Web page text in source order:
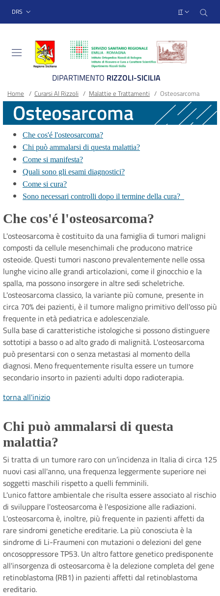
Sito Web Istituto
menu top-bar
DRS IT
DIPARTIMENTO RIZZOLI-SICILIA
Main container
Briciole
di
pane
Home / Curarsi Al Rizzoli / Malattie e Trattamenti / Osteosarcoma
Osteosarcoma
Che cos'é l'osteosarcoma?
Chi può ammalarsi di questa malattia?
Come si manifesta?
Quali sono gli esami diagnostici?
Come si cura?
Sono necessari controlli dopo il termine della cura?
Che cos'é l'osteosarcoma?
L'osteosarcoma è costituito da una famiglia di tumori maligni
composti da cellule mesenchimali che producono matrice
osteoide. Questi tumori nascono prevalentemente nelle ossa
lunghe vicino alle grandi articolazioni, come il ginocchio e la
spalla, ma possono insorgere in altre sedi scheletriche.
L'osteosarcoma classico, la variante più comune, presente in
circa 70% dei pazienti, è il tumore maligno primitivo dell'osso più
frequente in età pediatrica e adolescenziale.
Sulla base di caratteristiche istologiche si possono distinguere
sottotipi a basso o ad alto grado di malignità. L'osteosarcoma
può presentarsi con o senza metastasi al momento della
diagnosi. Meno frequentemente risulta essere un tumore
secondario insorto in pazienti adulti dopo radioterapia.
torna all'inizio
Chi può ammalarsi di questa
malattia?
Si tratta di un tumore raro con un’incidenza in Italia di circa 125
nuovi casi all'anno, una frequenza leggermente superiore nei
soggetti maschili rispetto a quelli femminili.
L'unico fattore ambientale che risulta essere associato al rischio
di sviluppare l'osteosarcoma è l'esposizione alle radiazioni.
L'osteosarcoma è, inoltre, più frequente in pazienti affetti da
rare sindromi genetiche ereditarie. La più conosciuta è la
sindrome di Li-Fraumeni con mutazioni o delezioni del gene
oncosoppressore TP53. Un altro fattore genetico predisponente
all'insorgenza di osteosarcoma è la delezione completa del gene
retinoblastoma (RB1) in pazienti affetti dal retinoblastoma
ereditario.